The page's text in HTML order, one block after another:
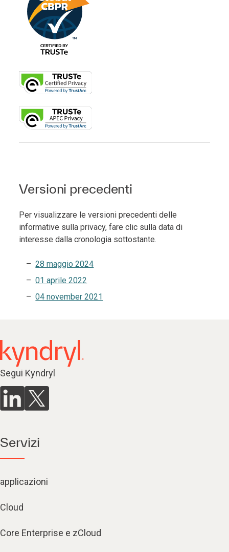
Versioni precedenti
Per visualizzare le versioni precedenti delle
informative sulla privacy, fare clic sulla data di
interesse dalla cronologia sottostante.
28 maggio 2024
01 aprile 2022
04 november 2021
Segui Kyndryl
Servizi
applicazioni
Cloud
Core Enterprise e zCloud